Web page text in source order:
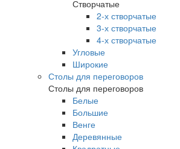
Створчатые
2-х створчатые
3-х створчатые
4-х створчатые
Угловые
Широкие
Столы для переговоров
Столы для переговоров
Белые
Большие
Венге
Деревянные